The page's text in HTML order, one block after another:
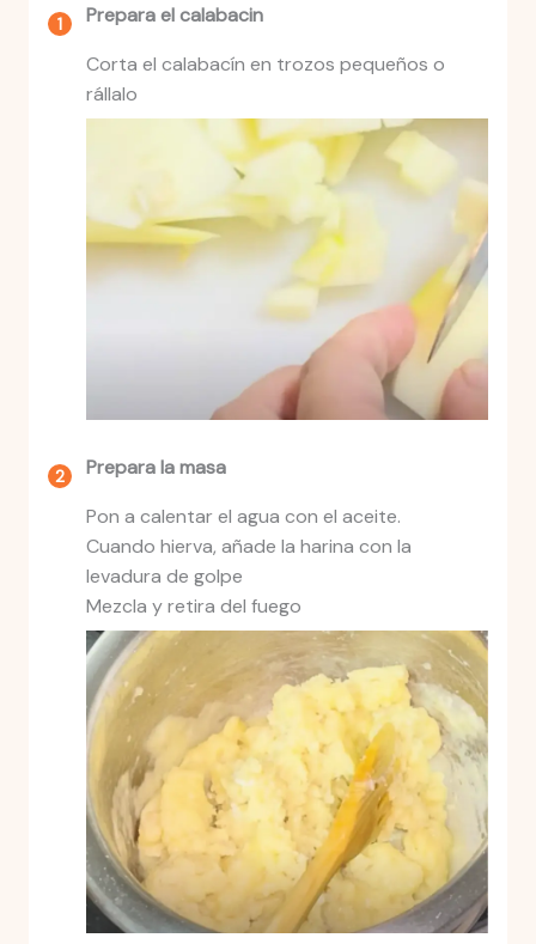
Prepara el calabacin
Corta el calabacín en trozos pequeños o
rállalo
Prepara la masa
Pon a calentar el agua con el aceite.
Cuando hierva, añade la harina con la
levadura de golpe
Mezcla y retira del fuego